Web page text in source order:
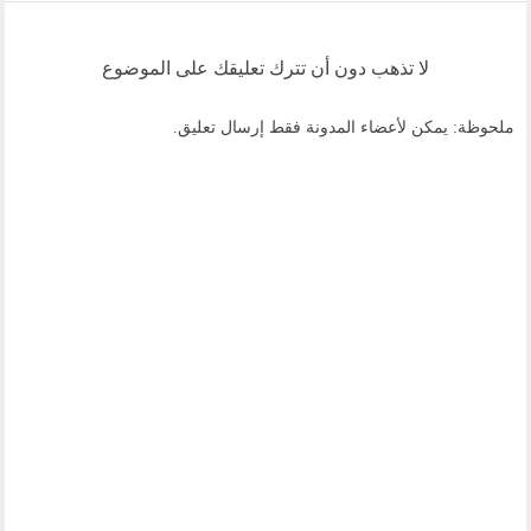
لا تذهب دون أن تترك تعليقك على الموضوع
ملحوظة: يمكن لأعضاء المدونة فقط إرسال تعليق.